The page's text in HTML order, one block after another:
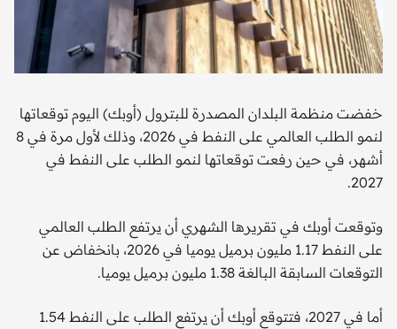
خفضت منظمة البلدان المصدرة للبترول (أوبك) اليوم توقعاتها
لنمو الطلب العالمي على النفط في 2026، وذلك لأول مرة في 8
أشهر، في حين رفعت توقعاتها لنمو الطلب على ​النفط في
2027.
​وتوقعت أوبك في تقريرها الشهري أن يرتفع الطلب العالمي
على النفط 1.17 مليون برميل يوميا في 2026، بانخفاض عن
التوقعات السابقة البالغة 1.38 مليون برميل يوميا.
أما في 2027، فتتوقع أوبك أن ​يرتفع الطلب على النفط 1.54